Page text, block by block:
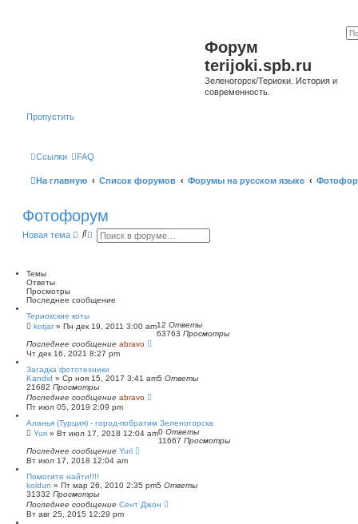
Форум
terijoki.spb.ru
Зеленогорск/Териоки. История и
современность.
Пропустить
Ссылки FAQ
На главную Список форумов Форумы на русском языке
Фотофорум
Новая тема
П Р
н
й
о
и
с
к
Темы
Ответы
Просмотры
Последнее сообщение
Териокские коты
kotjar» Пн дек 19, 2011 3:00 am12 Ответы
63763 Просмотры
Последнее сообщение abravo
Чт дек 16, 2021 8:27 pm
Загадка фототехники
Kandid » Ср ноя 15, 2017 3:41 am5 Ответы
21682 Просмотры
Последнее сообщение abravo
Пт июл 05, 2019 2:09 pm
Аланья (Турция) - город-побратим Зеленогорска
Yuri » Вт июл 17, 2018 12:04 am0 Ответы
11667 Просмотры
Последнее сообщение Yuri
Вт июл 17, 2018 12:04 am
Помогите найти!!!!
koldun » Пт мар 26, 2010 2:35 pm5 Ответы
31332 Просмотры
Последнее сообщение Сент Джон
Вт авг 25, 2015 12:29 pm